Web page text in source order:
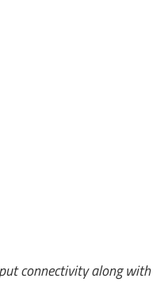
connectivity along with